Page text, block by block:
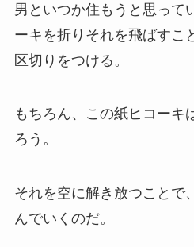
男といつか住もうと思って
ーキを折りそれを飛ばすこ
区切りをつける。
もちろん、この紙ヒコーキ
ろう。
それを空に解き放つことで
んでいくのだ。